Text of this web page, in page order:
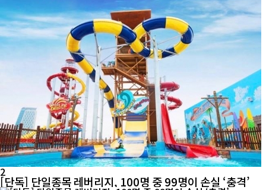
2
[단독] 단일종목 레버리지, 100명 중 99명이 손실 ‘충격’